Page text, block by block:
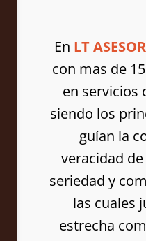
En LT
con mas de
en servicios
siendo los
guían la
veracidad
seriedad y
las cuales
estrecha